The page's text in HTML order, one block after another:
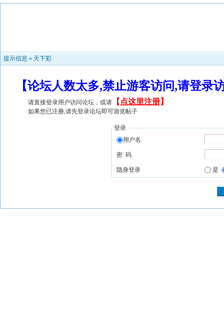
提示信息 » 天下彩
【论坛人数太多,禁止游客访问,请登
请直接登录用户访问论坛，或请 【 点这里注册】
如果您已注册,请先登录论坛即可游览帖子
登录
用户名
密 码
隐身登录 是